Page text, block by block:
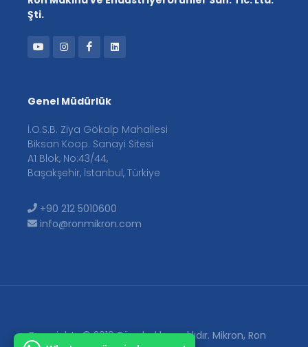
Şti.
Genel Müdürlük
İ.O.S.B. Ziya Gökalp Mahallesi
Biksan Koop. Sanayi Sitesi
A1 Blok, No:43/44,
Başakşehir, İstanbul, Türkiye
+90 212 5010600
info@ronmikron.com
Copyrights © 2019 Tüm hakları saklıdır. Mikron, Ron